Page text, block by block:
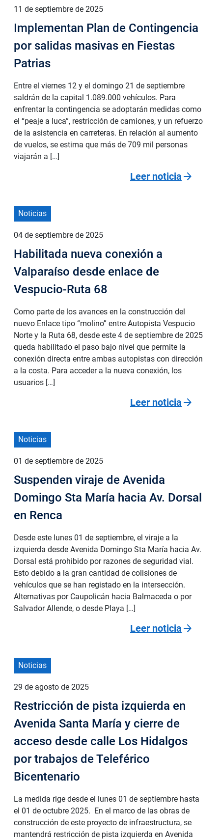
11 de septiembre de 2025
Implementan Plan de Contingencia
por salidas masivas en Fiestas
Patrias
Entre el viernes 12 y el domingo 21 de septiembre
saldrán de la capital 1.089.000 vehículos. Para
enfrentar la contingencia se adoptarán medidas como
el “peaje a luca”, restricción de camiones, y un refuerzo
de la asistencia en carreteras. En relación al aumento
de vuelos, se estima que más de 709 mil personas
viajarán a […]
Leer noticia arrow_forward
Noticias
04 de septiembre de 2025
Habilitada nueva conexión a
Valparaíso desde enlace de
Vespucio-Ruta 68
Como parte de los avances en la construcción del
nuevo Enlace tipo “molino” entre Autopista Vespucio
Norte y la Ruta 68, desde este 4 de septiembre de 2025
queda habilitado el paso bajo nivel que permite la
conexión directa entre ambas autopistas con dirección
a la costa. Para acceder a la nueva conexión, los
usuarios […]
Leer noticia arrow_forward
Noticias
01 de septiembre de 2025
Suspenden viraje de Avenida
Domingo Sta María hacia Av. Dorsal
en Renca
Desde este lunes 01 de septiembre, el viraje a la
izquierda desde Avenida Domingo Sta María hacia Av.
Dorsal está prohibido por razones de seguridad vial.
Esto debido a la gran cantidad de colisiones de
vehículos que se han registado en la intersección.
Alternativas por Caupolicán hacia Balmaceda o por
Salvador Allende, o desde Playa […]
Leer noticia arrow_forward
Noticias
29 de agosto de 2025
Restricción de pista izquierda en
Avenida Santa María y cierre de
acceso desde calle Los Hidalgos
por trabajos de Teleférico
Bicentenario
La medida rige desde el lunes 01 de septiembre hasta
el 01 de octubre 2025. En el marco de las obras de
construcción de este proyecto de infraestructura, se
mantendrá restricción de pista izquierda en Avenida